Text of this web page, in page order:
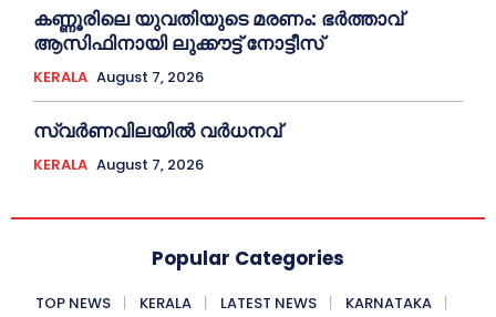
കണ്ണൂരിലെ യുവതിയുടെ മരണം: ഭര്‍ത്താവ്
ആസിഫിനായി ലുക്കൗട്ട് നോട്ടീസ്
KERALA August 7, 2026
സ്വർണവിലയിൽ വർധനവ്
KERALA August 7, 2026
Popular Categories
TOP NEWS KERALA LATEST NEWS
KARNATAKA